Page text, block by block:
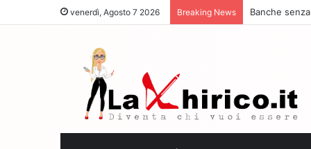
venerdì, Agosto 7 2026 Breaking News Banche